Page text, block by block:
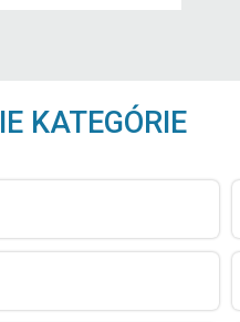
KATEGÓRIE